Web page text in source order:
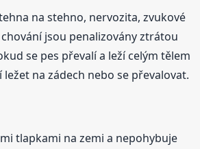
na stehno, nervozita, zvukové
jsou penalizovány ztrátou
se pes převalí a leží celým tělem
ležet na zádech nebo se převalovat.
tlapkami na zemi a nepohybuje